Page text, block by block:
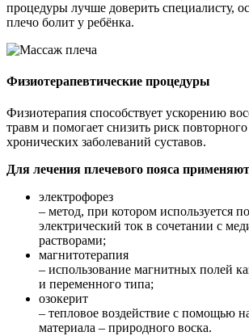
процедуры лучше доверить специалисту,
плечо болит у ребёнка.
Физиотерапевтические процедуры
Физиотерапия способствует ускорению
травм и помогает снизить риск
хронических заболеваний суставов.
Для лечения плечевого пояса
электрофорез
– метод, при котором используется
электрический ток в сочетании с
растворами;
магнитотерапия
– использование магнитных полей
и переменного типа;
озокерит
– тепловое воздействие с помощью
материала – природного воска.